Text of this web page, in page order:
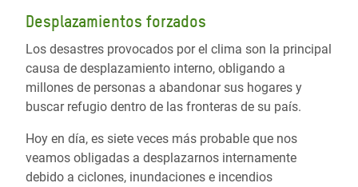
Desplazamientos forzados
Los desastres provocados por el clima son la principal
causa de desplazamiento interno, obligando a
millones de personas a abandonar sus hogares y
buscar refugio dentro de las fronteras de su país.
Hoy en día, es siete veces más probable que nos
veamos obligadas a desplazarnos internamente
debido a ciclones, inundaciones e incendios